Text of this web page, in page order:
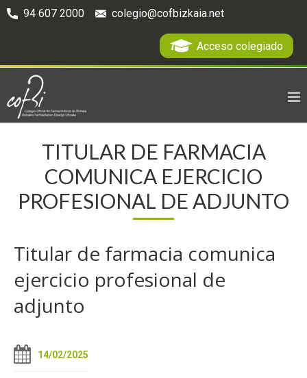
94 607 2000 colegio@cofbizkaia.net
Acceso colegiado
TITULAR DE FARMACIA
COMUNICA EJERCICIO
PROFESIONAL DE ADJUNTO
Titular de farmacia comunica
ejercicio profesional de
adjunto
14/02/2025